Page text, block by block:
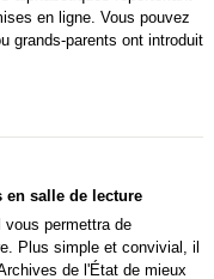
en ligne. Vous pouvez
grands-parents ont introduit
en salle de lecture
vous permettra de
Plus simple et convivial, il
de l'État de mieux